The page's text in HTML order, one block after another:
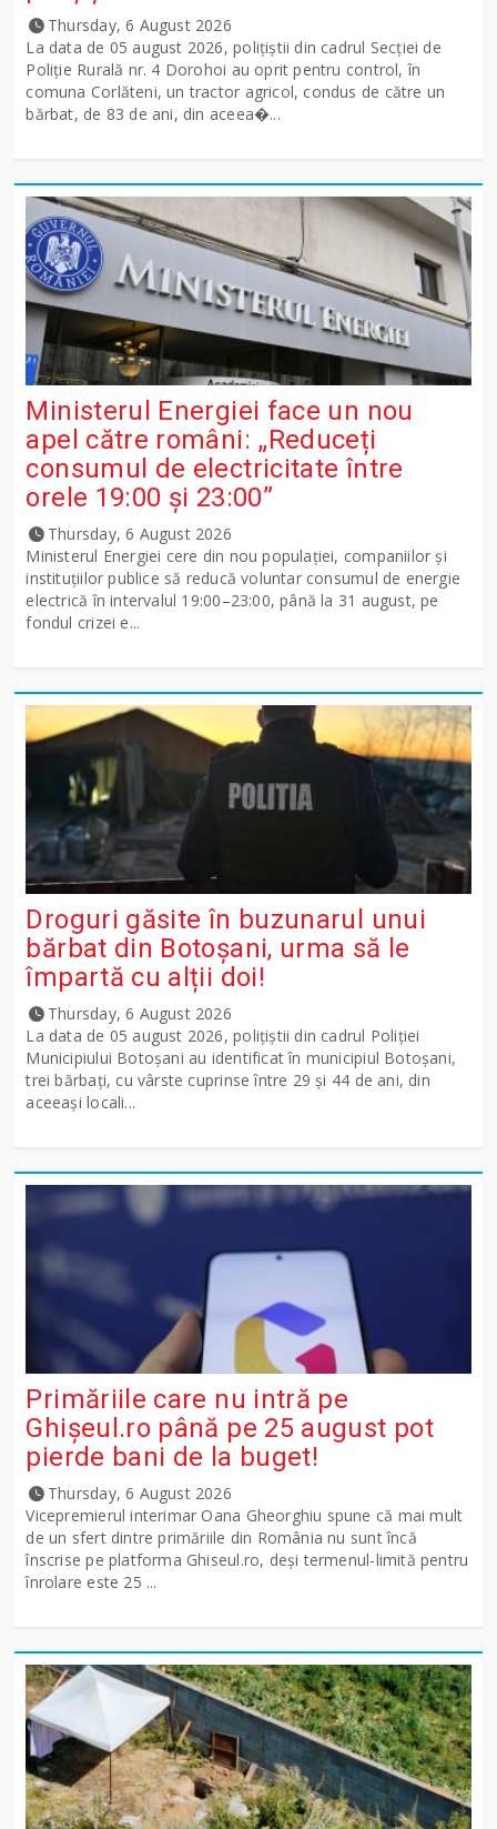
Thursday, 6 August 2026
La data de 05 august 2026, polițiștii din cadrul Secției de
Poliție Rurală nr. 4 Dorohoi au oprit pentru control, în
comuna Corlăteni, un tractor agricol, condus de către un
bărbat, de 83 de ani, din aceea�...
Ministerul Energiei face un nou
apel către români: „Reduceți
consumul de electricitate între
orele 19:00 și 23:00”
Thursday, 6 August 2026
Ministerul Energiei cere din nou populației, companiilor și
instituțiilor publice să reducă voluntar consumul de energie
electrică în intervalul 19:00–23:00, până la 31 august, pe
fondul crizei e...
Droguri găsite în buzunarul unui
bărbat din Botoșani, urma să le
împartă cu alții doi!
Thursday, 6 August 2026
La data de 05 august 2026, polițiștii din cadrul Poliției
Municipiului Botoșani au identificat în municipiul Botoșani,
trei bărbați, cu vârste cuprinse între 29 și 44 de ani, din
aceeași locali...
Primăriile care nu intră pe
Ghişeul.ro până pe 25 august pot
pierde bani de la buget!
Thursday, 6 August 2026
Vicepremierul interimar Oana Gheorghiu spune că mai mult
de un sfert dintre primăriile din România nu sunt încă
înscrise pe platforma Ghiseul.ro, deși termenul-limită pentru
înrolare este 25 ...